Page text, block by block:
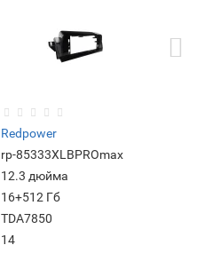
Redpower
rp-85333XLBPROmax
12.3 дюйма
16+512 Гб
TDA7850
14